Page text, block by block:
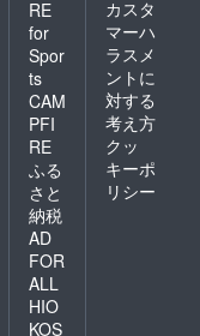
RE
for
Spor
ts
CAM
PFI
RE
ふる
さと
納税
AD
FOR
ALL
HIO
KOS
カスタ
マーハ
ラスメ
ントに
対する
考え方
クッ
キーポ
リシー